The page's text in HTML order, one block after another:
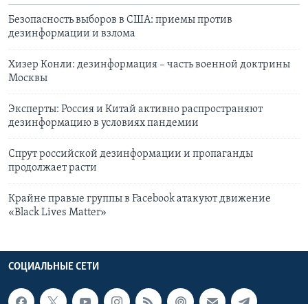
Безопасность выборов в США: приемы против
дезинформации и взлома
Хизер Конли: дезинформация – часть военной доктрины
Москвы
Эксперты: Россия и Китай активно распространяют
дезинформацию в условиях пандемии
Спрут российской дезинформации и пропаганды
продолжает расти
Крайне правые группы в Facebook атакуют движение
«Black Lives Matter»
СОЦИАЛЬНЫЕ СЕТИ